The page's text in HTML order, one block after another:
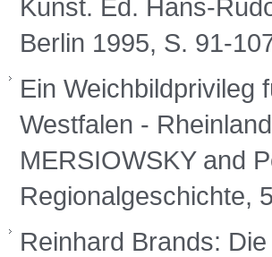
Kunst. Ed. Hans-
Berlin 1995, S. 91-
Ein Weichbildprivileg
Westfalen -
MERSIOWSKY and
Regionalgeschichte,
Reinhard Brands: